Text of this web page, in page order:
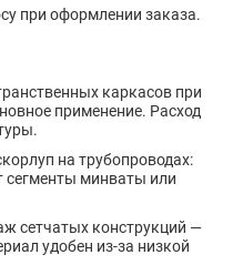
при оформлении заказа.
каркасов при
применение. Расход
на трубопроводах:
сегменты минваты или
сетчатых конструкций —
удобен из-за низкой